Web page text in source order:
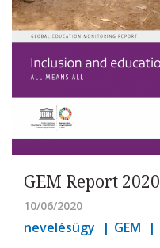
GEM Report 2020
10/06/2020
nevelésügy GEM